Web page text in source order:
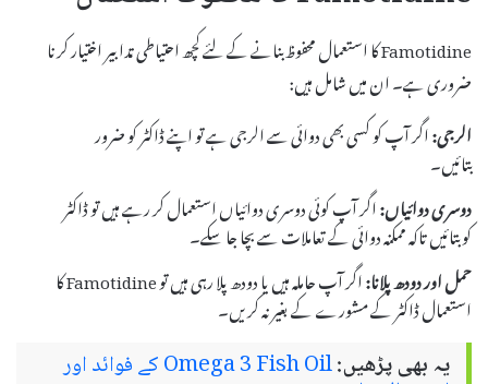
Famotidine کا استعمال محفوظ بنانے کے لئے کچھ احتیاطی تدابیر اختیار کرنا
ضروری ہے۔ ان میں شامل ہیں:
الرجی:اگر آپ کو کسی بھی دوائی سے الرجی ہے تو اپنے ڈاکٹر کو ضرور
بتائیں۔
دوسری دوائیاں:اگر آپ کوئی دوسری دوائیاں استعمال کر رہے ہیں تو ڈاکٹر
کو بتائیں تاکہ ممکنہ دوائی کے تعاملات سے بچا جا سکے۔
حمل اور دودھ پلانا:
اگر آپ حاملہ ہیں یا دودھ پلا رہی ہیں تو Famotidine کا
استعمال ڈاکٹر کے مشورے کے بغیر نہ کریں۔
یہ بھی پڑھیں: Omega 3 Fish Oil کے فوائد اور